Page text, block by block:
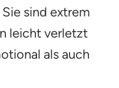
sind extrem
leicht verletzt
als auch